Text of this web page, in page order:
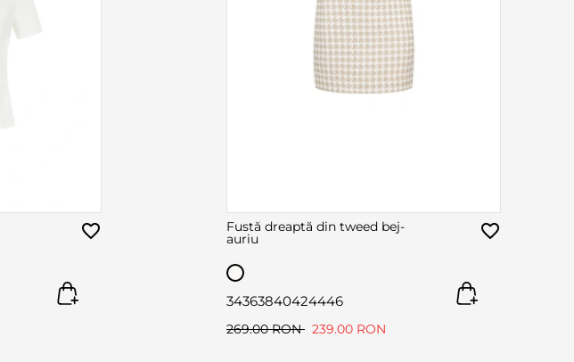
Fustă dreaptă din tweed bej-
auriu
34363840424446
269.00 RON 239.00 RON